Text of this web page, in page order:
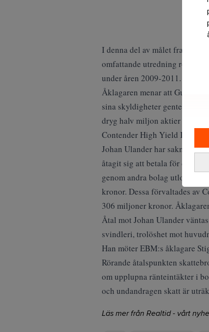
I denna del av målet
omfattande utredning
under åren 2009-2011.
Åklagaren menar att
sina skyldigheter gentemot
dryg halv miljon aktier i GKL.
Contender High Yield I, II och
Johan Ulander har saknat
åtagit sig att betala för drygt
genom andra bolag utlovat
kronor. Dessa förvaltades av
306 miljoner kronor.
Åtal mot Johan Ulander
svindleri, trolöshet mot
Han möter EBM:s åklagare
Rörande åtalspunkten
om upplupna ränteintäkter i
och undandragen skatt är
Läs mer från Realtid - vårt